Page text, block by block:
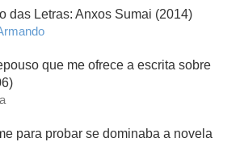
das Letras: Anxos Sumai (2014)
que me ofrece a escrita sobre
para probar se dominaba a novela